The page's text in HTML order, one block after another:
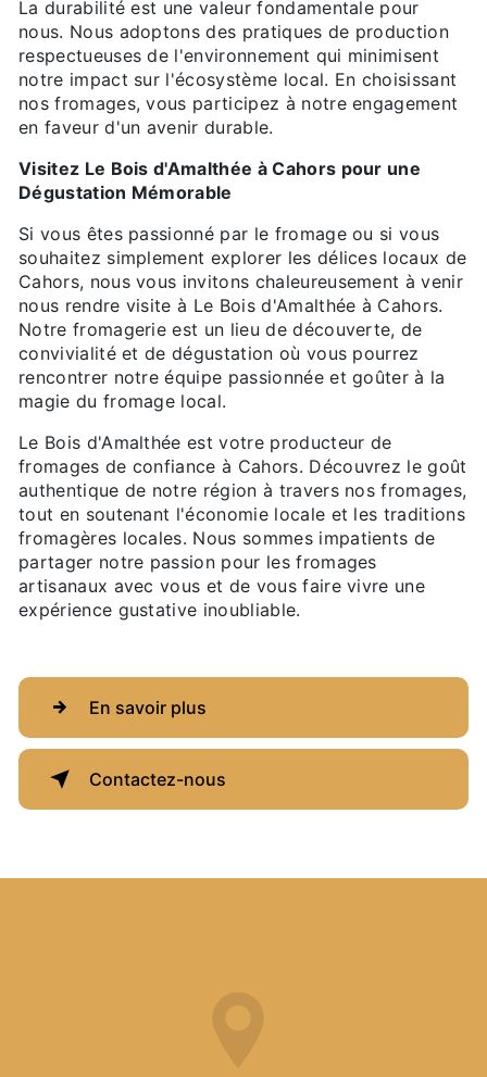
La durabilité est une valeur fondamentale pour
nous. Nous adoptons des pratiques de production
respectueuses de l'environnement qui minimisent
notre impact sur l'écosystème local. En choisissant
nos fromages, vous participez à notre engagement
en faveur d'un avenir durable.
Visitez Le Bois d'Amalthée à Cahors pour une
Dégustation Mémorable
Si vous êtes passionné par le fromage ou si vous
souhaitez simplement explorer les délices locaux de
Cahors, nous vous invitons chaleureusement à venir
nous rendre visite à Le Bois d'Amalthée à Cahors.
Notre fromagerie est un lieu de découverte, de
convivialité et de dégustation où vous pourrez
rencontrer notre équipe passionnée et goûter à la
magie du fromage local.
Le Bois d'Amalthée est votre producteur de
fromages de confiance à Cahors. Découvrez le goût
authentique de notre région à travers nos fromages,
tout en soutenant l'économie locale et les traditions
fromagères locales. Nous sommes impatients de
partager notre passion pour les fromages
artisanaux avec vous et de vous faire vivre une
expérience gustative inoubliable.
En savoir plus
Contactez-nous